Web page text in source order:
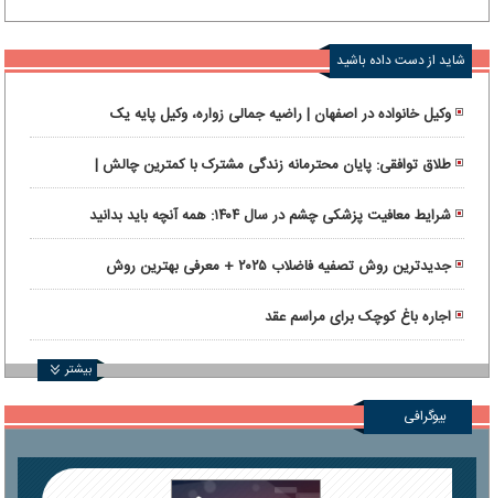
شاید از دست داده باشید
وکیل خانواده در اصفهان | راضیه جمالی زواره، وکیل پایه یک
دادگستری و متخصص نگارش قراردادها
طلاق توافقی: پایان محترمانه زندگی مشترک با کمترین چالش |
راهنمای انتخاب وکیل طلاق توافقی در تهران
شرایط معافیت پزشکی چشم در سال ۱۴۰۴: همه آنچه باید بدانید
جدیدترین روش تصفیه فاضلاب ۲۰۲۵ + معرفی بهترین روش
اجاره باغ کوچک برای مراسم عقد
بیشتر
بیوگرافی